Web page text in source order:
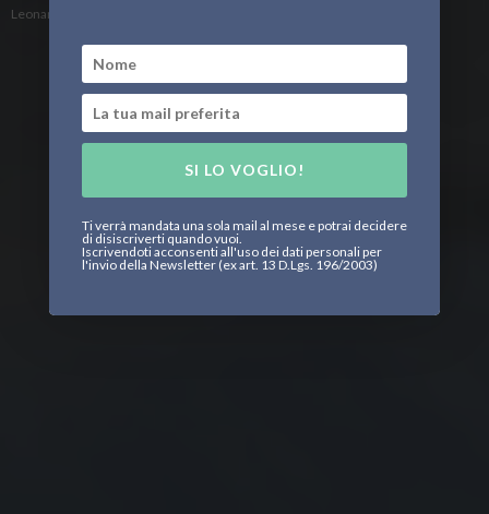
Leonardo Parigi
SI LO VOGLIO!
Ti verrà mandata una sola mail al mese e potrai decidere
di disiscriverti quando vuoi.
Iscrivendoti acconsenti all'uso dei dati personali per
l'invio della Newsletter (ex art. 13 D.Lgs. 196/2003)